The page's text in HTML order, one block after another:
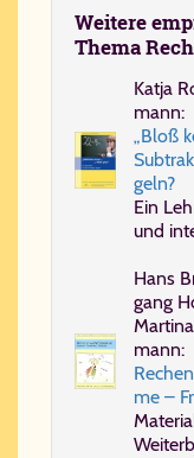
Wei­te­re
The­ma
Kat­ja
mann:
„Bloß
geln?
Ein
und
Hans
gang
mann:
me –